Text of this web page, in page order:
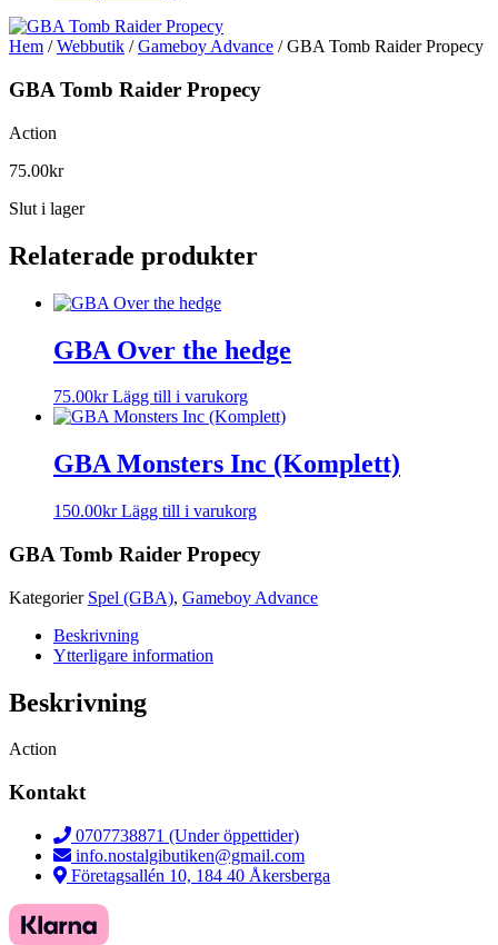
Hem /Webbutik /Gameboy Advance / GBA Tomb Raider Propecy
GBA Tomb Raider Propecy
Action
75.00kr
Slut i lager
Relaterade produkter
GBA Over the hedge
75.00kr Lägg till i varukorg
GBA Monsters Inc (Komplett)
150.00kr Lägg till i varukorg
GBA Tomb Raider Propecy
Kategorier Spel (GBA), Gameboy Advance
Beskrivning
Ytterligare information
Beskrivning
Action
Kontakt
0707738871 (Under öppettider)
info.nostalgibutiken@gmail.com
Företagsallén 10, 184 40 Åkersberga